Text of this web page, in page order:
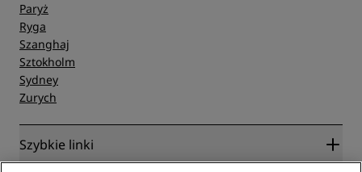
Paryż
Ryga
Szanghaj
Sztokholm
Sydney
Zurych
Szybkie linki